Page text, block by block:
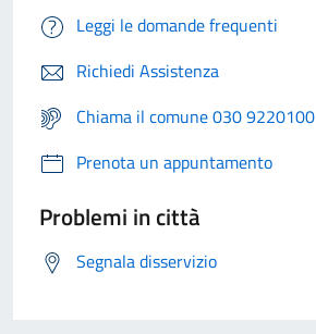
Leggi le domande frequenti
Richiedi Assistenza
Chiama il comune 030 9220100
Prenota un appuntamento
Problemi in città
Segnala disservizio